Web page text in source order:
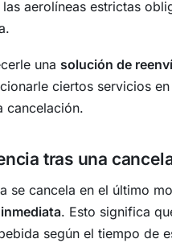
aerolíneas estrictas
una solución de
ciertos servicios
cancelación.
tras una
se cancela en el último
. Esto significa
según el tiempo de